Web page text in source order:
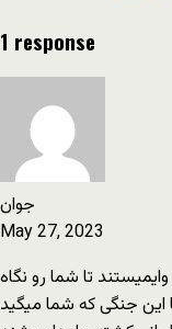
1 response
جوان
May 27, 2023
تا شما رو نگاه
این جنگی که شما میگید